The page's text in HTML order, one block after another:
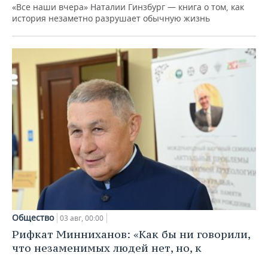
«Все наши вчера» Наталии Гинзбург — книга о том, как
история незаметно разрушает обычную жизнь
Общество 03 авг, 00:00
Рифкат Минниханов: «Как бы ни говорили,
что незаменимых людей нет, но, к